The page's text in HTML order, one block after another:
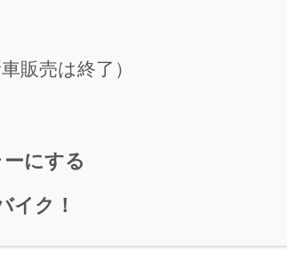
販売は終了）
にする
イク！